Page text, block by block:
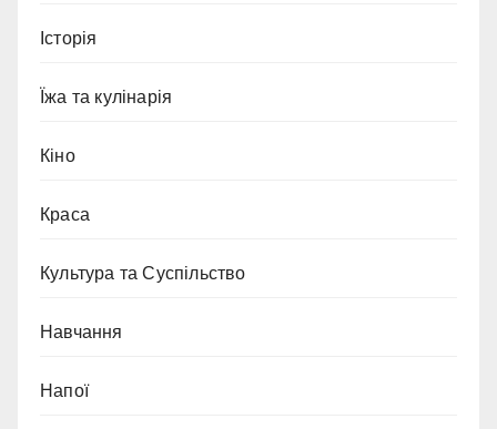
Історія
Їжа та кулінарія
Кіно
Краса
Культура та Суспільство
Навчання
Напої